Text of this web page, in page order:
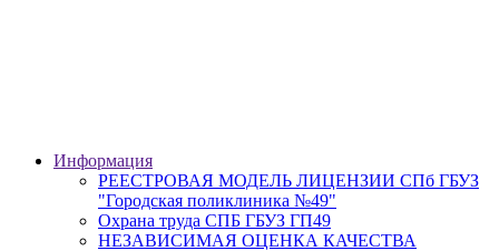
Информация
РЕЕСТРОВАЯ МОДЕЛЬ ЛИЦЕНЗИИ СПб ГБУЗ
"Городская поликлиника №49"
Охрана труда СПБ ГБУЗ ГП49
НЕЗАВИСИМАЯ ОЦЕНКА КАЧЕСТВА